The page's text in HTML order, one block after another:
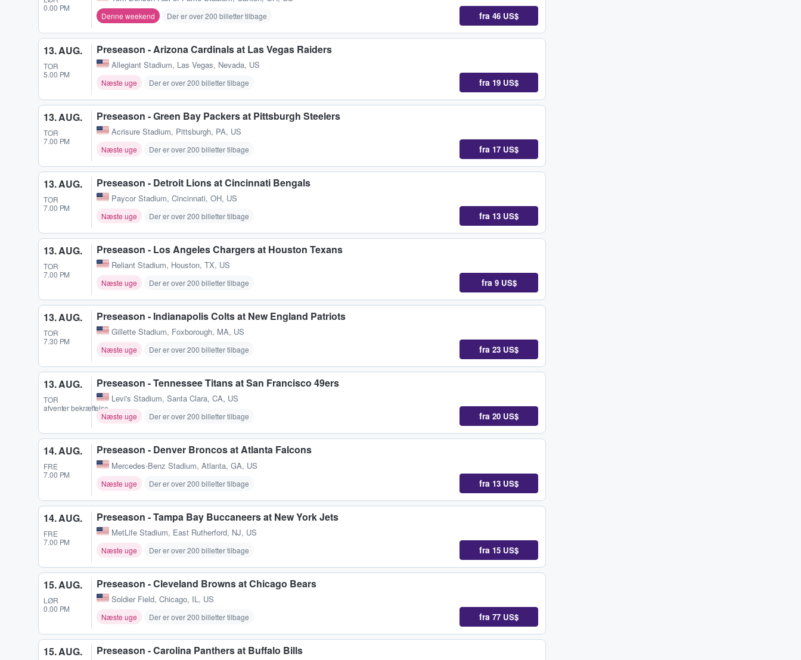
0.00 PM
Denne weekend Der er over 200 billetter tilbage fra 46 US$
13. AUG.
TOR
5.00 PM
Preseason - Arizona Cardinals at Las Vegas Raiders
Allegiant Stadium, Las Vegas, Nevada, US
Næste uge Der er over 200 billetter tilbage fra 19 US$
13. AUG.
TOR
7.00 PM
Preseason - Green Bay Packers at Pittsburgh Steelers
Acrisure Stadium, Pittsburgh, PA, US
Næste uge Der er over 200 billetter tilbage fra 17 US$
13. AUG.
TOR
7.00 PM
Preseason - Detroit Lions at Cincinnati Bengals
Paycor Stadium, Cincinnati, OH, US
Næste uge Der er over 200 billetter tilbage fra 13 US$
13. AUG.
TOR
7.00 PM
Preseason - Los Angeles Chargers at Houston Texans
Reliant Stadium, Houston, TX, US
Næste uge Der er over 200 billetter tilbage fra 9 US$
13. AUG.
TOR
7.30 PM
Preseason - Indianapolis Colts at New England Patriots
Gillette Stadium, Foxborough, MA, US
Næste uge Der er over 200 billetter tilbage fra 23 US$
13. AUG.
TOR
afventer bekræftelse
Preseason - Tennessee Titans at San Francisco 49ers
Levi's Stadium, Santa Clara, CA, US
Næste uge Der er over 200 billetter tilbage fra 20 US$
14. AUG.
FRE
7.00 PM
Preseason - Denver Broncos at Atlanta Falcons
Mercedes-Benz Stadium, Atlanta, GA, US
Næste uge Der er over 200 billetter tilbage fra 13 US$
14. AUG.
FRE
7.00 PM
Preseason - Tampa Bay Buccaneers at New York Jets
MetLife Stadium, East Rutherford, NJ, US
Næste uge Der er over 200 billetter tilbage fra 15 US$
15. AUG.
LØR
0.00 PM
Preseason - Cleveland Browns at Chicago Bears
Soldier Field, Chicago, IL, US
Næste uge Der er over 200 billetter tilbage fra 77 US$
15. AUG. Preseason - Carolina Panthers at Buffalo Bills